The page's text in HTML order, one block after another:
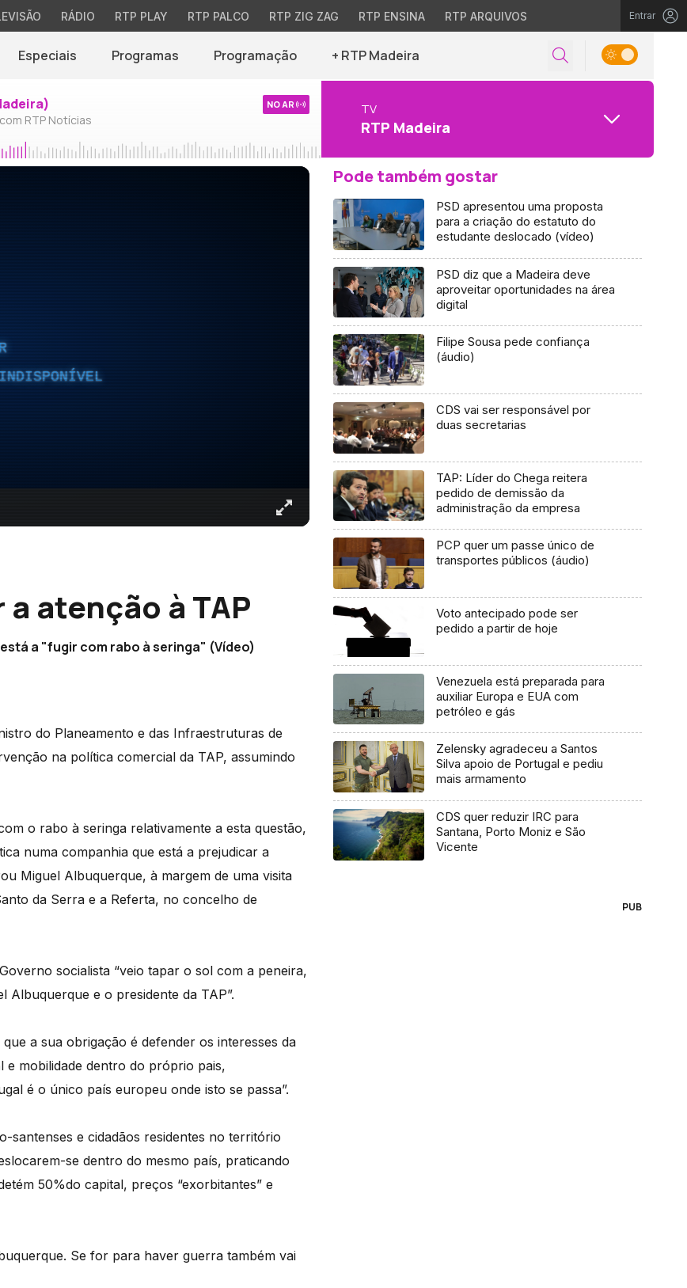
RÁDIO RTP PLAY RTP PALCO RTP ZIG ZAG RTP ENSINA RTP ARQUIVOS Entrar
Especiais Programas Programação + RTP Madeira
RTP Notícias
NO AR TV
RTP Madeira
atenção à TAP
a "fugir com rabo à seringa" (Vídeo)
do Planeamento e das Infraestruturas de
na política comercial da TAP, assumindo
o rabo à seringa relativamente a esta questão,
numa companhia que está a prejudicar a
Miguel Albuquerque, à margem de uma visita
da Serra e a Referta, no concelho de
socialista “veio tapar o sol com a peneira,
Albuquerque e o presidente da TAP”.
a sua obrigação é defender os interesses da
mobilidade dentro do próprio pais,
é o único país europeu onde isto se passa”.
santenses e cidadãos residentes no território
se dentro do mesmo país, praticando
50%do capital, preços “exorbitantes” e
Se for para haver guerra também vai
Pode também gostar
PSD apresentou uma proposta
para a criação do estatuto do
estudante deslocado (vídeo)
PSD diz que a Madeira deve
aproveitar oportunidades na área
digital
Filipe Sousa pede confiança
(áudio)
CDS vai ser responsável por
duas secretarias
TAP: Líder do Chega reitera
pedido de demissão da
administração da empresa
PCP quer um passe único de
transportes públicos (áudio)
Voto antecipado pode ser
pedido a partir de hoje
Venezuela está preparada para
auxiliar Europa e EUA com
petróleo e gás
Zelensky agradeceu a Santos
Silva apoio de Portugal e pediu
mais armamento
CDS quer reduzir IRC para
Santana, Porto Moniz e São
Vicente
PUB